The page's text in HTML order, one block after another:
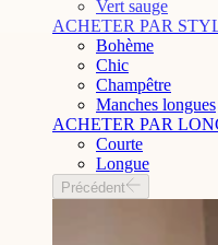
Vert sauge
ACHETER PAR
Bohème
Chic
Champêtre
Manches longues
ACHETER PAR
Courte
Longue
Précédent